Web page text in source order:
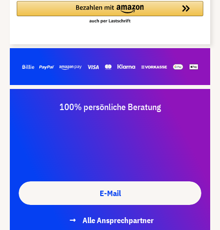
100% persönliche Beratung
E-Mail
Alle Ansprechpartner